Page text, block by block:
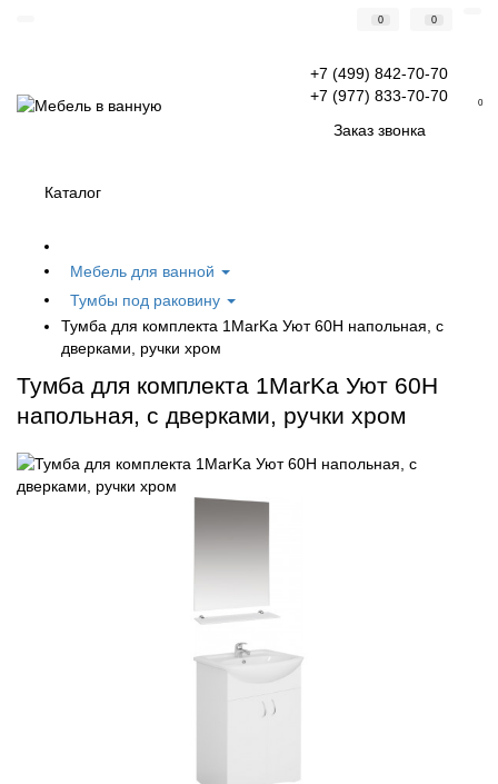
0 0
+7 (499) 842-70-70
+7 (977) 833-70-70
Заказ звонка
0
Каталог
Мебель для ванной
Тумбы под раковину
Тумба для комплекта 1MarKa Уют 60Н напольная, с
дверками, ручки хром
Тумба для комплекта 1MarKa Уют 60Н
напольная, с дверками, ручки хром